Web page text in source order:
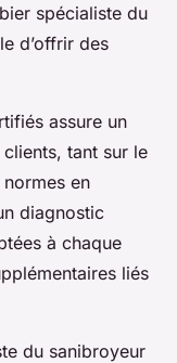
spécialiste du
d’offrir des
assure un
tant sur le
en
diagnostic
à chaque
liés
du sanibroyeur